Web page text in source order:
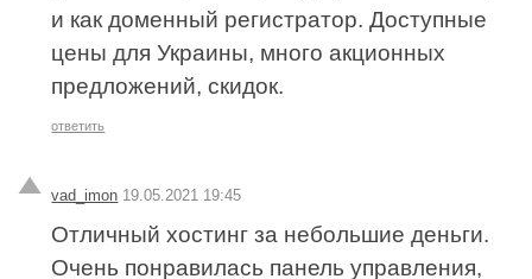
и как доменный регистратор. Доступные
цены для Украины, много акционных
предложений, скидок.
ответить
vad_imon 19.05.2021 19:45
Отличный хостинг за небольшие деньги.
Очень понравилась панель управления,